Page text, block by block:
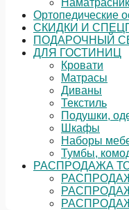
Ортопедические
СКИДКИ И
ПОДАРОЧНЫЙ
ДЛЯ ГОСТИНИЦ
Кровати
Матрасы
Диваны
Текстиль
Подушки,
Шкафы
Наборы
Тумбы,
РАСПРОДАЖА